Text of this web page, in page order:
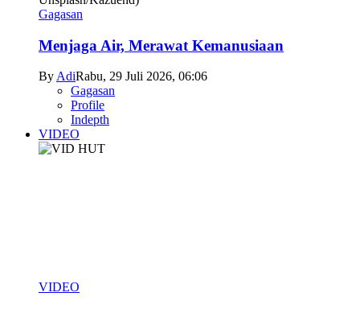
Gagasan
Menjaga Air, Merawat Kemanusiaan
ByAdiRabu, 29 Juli 2026, 06:06
Gagasan
Profile
Indepth
VIDEO
VIDEO